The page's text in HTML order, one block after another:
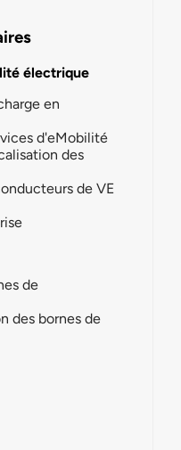
électrique
en
d'eMobilité
des
de VE
de
des bornes de